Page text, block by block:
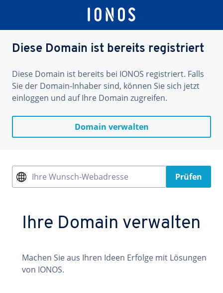
Diese Domain ist bereits registriert
Diese Domain ist bereits bei IONOS registriert. Falls
Sie der Domain-Inhaber sind, können Sie sich jetzt
einloggen und auf Ihre Domain zugreifen.
Domain verwalten
Ihre Wunsch-Webadresse Prüfen
Ihre Domain verwalten
Machen Sie aus Ihren Ideen Erfolge mit Lösungen
von IONOS.